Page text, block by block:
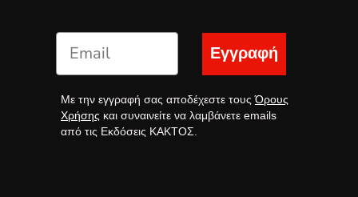
Εγγραφή
Με την εγγραφή σας αποδέχεστε τουςΌρους
Χρήσης και συναινείτε να λαμβάνετε emails
από τις Εκδόσεις ΚΑΚΤΟΣ.